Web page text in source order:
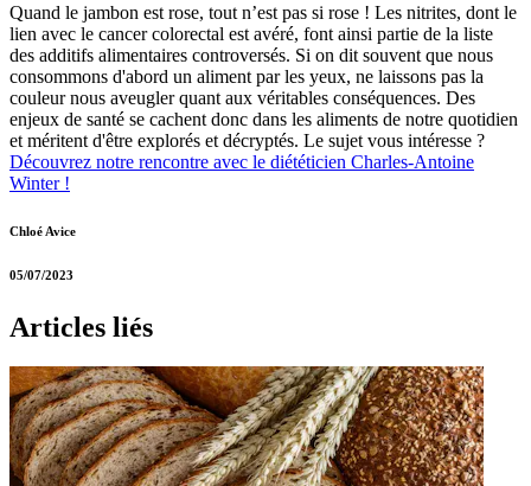
Quand le jambon est rose, tout n’est pas si rose ! Les nitrites, dont le
lien avec le cancer colorectal est avéré, font ainsi partie de la liste
des additifs alimentaires controversés. Si on dit souvent que nous
consommons d'abord un aliment par les yeux, ne laissons pas la
couleur nous aveugler quant aux véritables conséquences. Des
enjeux de santé se cachent donc dans les aliments de notre quotidien
et méritent d'être explorés et décryptés. Le sujet vous intéresse ?
Découvrez notre rencontre avec le diététicien Charles-Antoine
Winter !
Chloé Avice
05/07/2023
Articles liés